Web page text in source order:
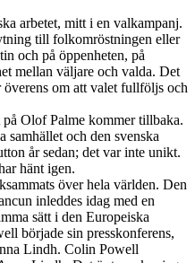
arbetet, mitt i en valkampanj.
till folkomröstningen eller
och på öppenheten, på
mellan väljare och valda. Det
om att valet fullföljs och
Olof Palme kommer tillbaka.
samhället och den svenska
år sedan; det var inte unikt.
hänt igen.
över hela världen. Den
inleddes idag med en
sätt i den Europeiska
började sin presskonferens,
Lindh. Colin Powell